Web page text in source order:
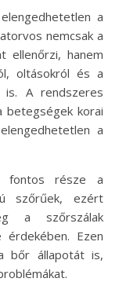
a
nemcsak a
ellenőrzi, hanem
oltásokról és a
is. A rendszeres
betegségek korai
a
fontos része a
szőrűek, ezért
a szőrszálak
Ezen
bőr állapotát is,